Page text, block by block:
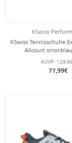
KSwiss
KSwiss Tennisschuhe
Allcourt
eUVP:
77,99€